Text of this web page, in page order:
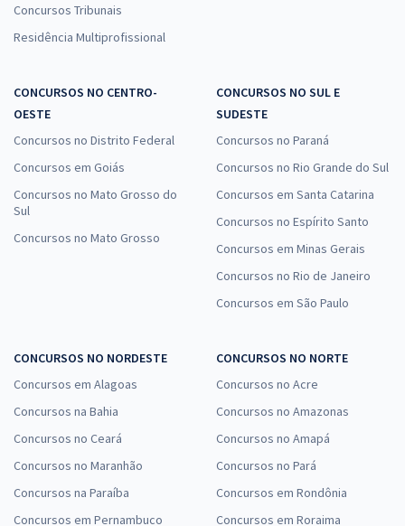
Concursos Tribunais
Residência Multiprofissional
CONCURSOS NO CENTRO-
OESTE
Concursos no Distrito Federal
Concursos em Goiás
Concursos no Mato Grosso do
Sul
Concursos no Mato Grosso
CONCURSOS NO SUL E
SUDESTE
Concursos no Paraná
Concursos no Rio Grande do Sul
Concursos em Santa Catarina
Concursos no Espírito Santo
Concursos em Minas Gerais
Concursos no Rio de Janeiro
Concursos em São Paulo
CONCURSOS NO NORDESTE
Concursos em Alagoas
Concursos na Bahia
Concursos no Ceará
Concursos no Maranhão
Concursos na Paraíba
Concursos em Pernambuco
CONCURSOS NO NORTE
Concursos no Acre
Concursos no Amazonas
Concursos no Amapá
Concursos no Pará
Concursos em Rondônia
Concursos em Roraima